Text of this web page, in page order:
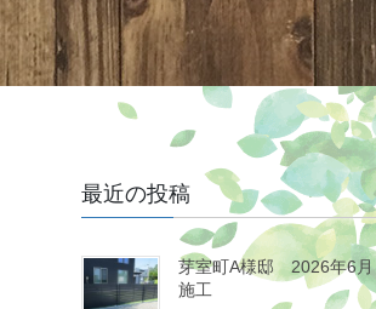
最近の投稿
芽室町A様邸 2026年6月
施工